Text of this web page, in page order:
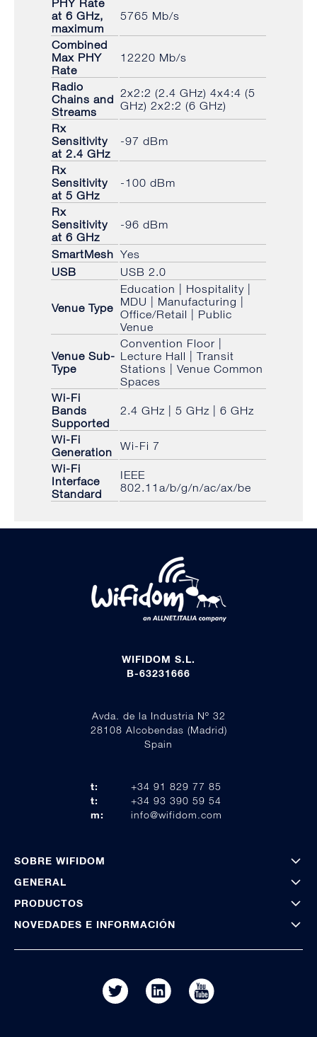
PHY Rate
at 6 GHz,
maximum
5765 Mb/s
Combined
Max PHY
Rate
12220 Mb/s
Radio
Chains and
Streams
2x2:2 (2.4 GHz) 4x4:4 (5
GHz) 2x2:2 (6 GHz)
Rx
Sensitivity
at 2.4 GHz
-97 dBm
Rx
Sensitivity
at 5 GHz
-100 dBm
Rx
Sensitivity
at 6 GHz
-96 dBm
SmartMesh Yes
USB
USB 2.0
Venue Type
Education | Hospitality |
MDU | Manufacturing |
Office/Retail | Public
Venue
Venue Sub-
Type
Convention Floor |
Lecture Hall | Transit
Stations | Venue Common
Spaces
Wi-Fi
Bands
Supported
2.4 GHz | 5 GHz | 6 GHz
Wi-Fi
Generation
Wi-Fi 7
Wi-Fi
Interface
Standard
IEEE
802.11a/b/g/n/ac/ax/be
WIFIDOM S.L.
B-63231666
Avda. de la Industria Nº 32
28108 Alcobendas (Madrid)
Spain
t:
+34 91 829 77 85
t:
+34 93 390 59 54
m:
info@wifidom.com
SOBRE WIFIDOM
GENERAL
PRODUCTOS
NOVEDADES E INFORMACIÓN